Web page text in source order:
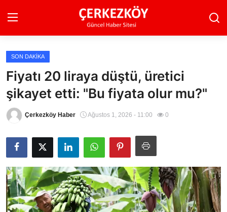
Ana Sayfa
Son Dakika
Ekonomi Haberleri
Magazin Haberleri
Spor Haberleri
Teknoloji Haberleri
SON DAKIKA
Fiyatı 20 liraya düştü, üretici
şikayet etti: "Bu fiyata olur mu?"
Çerkezköy Haber Ağustos 1, 2026 - 11:00 0